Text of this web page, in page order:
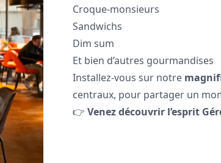
Croque-monsieurs
Sandwichs
Dim sum
Et bien d’autres gourmandises
Installez-vous sur notre
centraux, pour partager un
👉 Venez découvrir l’esprit